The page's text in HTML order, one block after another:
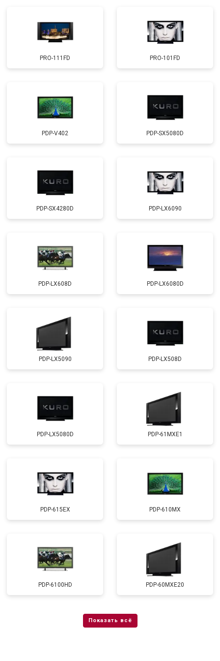
PRO-111FD PRO-101FD
PDP-V402 PDP-SX5080D
PDP-SX4280D PDP-LX6090
PDP-LX608D PDP-LX6080D
PDP-LX5090 PDP-LX508D
PDP-LX5080D PDP-61MXE1
PDP-615EX PDP-610MX
PDP-6100HD PDP-60MXE20